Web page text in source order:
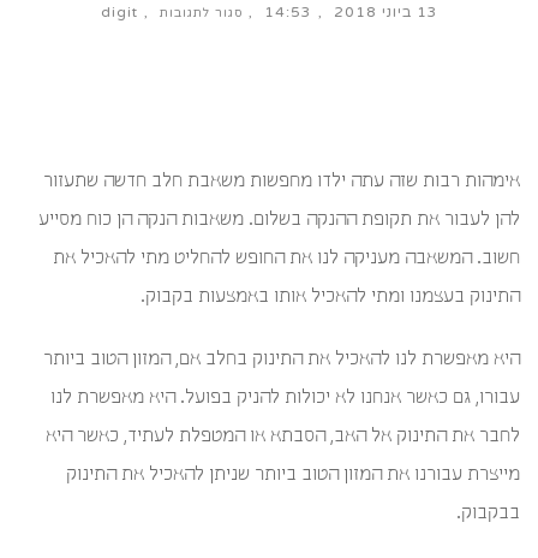
13 ביוני 2018 14:53 סגור לתגובות ידניתdigit
אימהות רבות שזה עתה ילדו מחפשות משאבת חלב חדשה שתעזור
להן לעבור את תקופת ההנקה בשלום. משאבות הנקה הן כוח מסייע
חשוב. המשאבה מעניקה לנו את החופש להחליט מתי להאכיל את
התינוק בעצמנו ומתי להאכיל אותו באמצעות בקבוק.
היא מאפשרת לנו להאכיל את התינוק בחלב אם, המזון הטוב ביותר
עבורו, גם כאשר אנחנו לא יכולות להניק בפועל. היא מאפשרת לנו
לחבר את התינוק אל האב, הסבתא או המטפלת לעתיד, כאשר היא
מייצרת עבורנו את המזון הטוב ביותר שניתן להאכיל את התינוק
בבקבוק.